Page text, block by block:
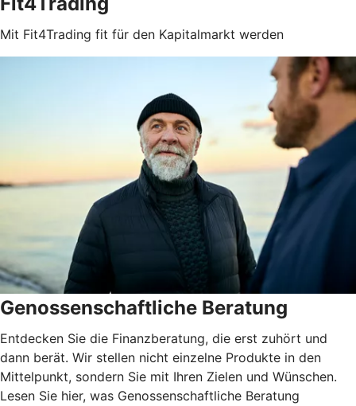
Mit Fit4Trading fit für den Kapitalmarkt werden
Genossenschaftliche Beratung
Entdecken Sie die Finanzberatung, die erst zuhört und
dann berät. Wir stellen nicht einzelne Produkte in den
Mittelpunkt, sondern Sie mit Ihren Zielen und Wünschen.
Lesen Sie hier, was Genossenschaftliche Beratung